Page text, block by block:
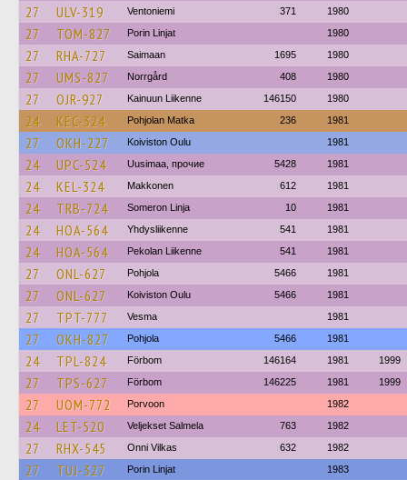
27 ULV-319 Ventoniemi 371 1980
27 TOM-827 Porin Linjat 1980
27 RHA-727 Saimaan 1695 1980
27 UMS-827 Norrgård 408 1980
27 OJR-927 Kainuun Liikenne 146150 1980
24 KEC-324 Pohjolan Matka 236 1981
27 OKH-227 Koiviston Oulu 1981
24 UPC-524 Uusimaa, прочие 5428 1981
24 KEL-324 Makkonen 612 1981
24 TRB-724 Someron Linja 10 1981
24 HOA-564 Yhdysliikenne 541 1981
24 HOA-564 Pekolan Liikenne 541 1981
27 ONL-627 Pohjola 5466 1981
27 ONL-627 Koiviston Oulu 5466 1981
27 TPT-777 Vesma 1981
27 OKH-827 Pohjola 5466 1981
24 TPL-824 Förbom 146164 1981 1999
27 TPS-627 Förbom 146225 1981 1999
27 UOM-772 Porvoon 1982
24 LET-520 Veljekset Salmela 763 1982
27 RHX-545 Onni Vilkas 632 1982
27 TUJ-327 Porin Linjat 1983